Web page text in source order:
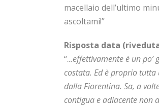
macellaio dell’ultimo
ascoltami!”
Risposta data
“...effettivamente è un po’
costata. Ed è proprio tutta
dalla Fiorentina. Sa, a
contigua e adiacente non